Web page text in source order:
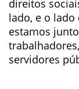
direitos
lado, e o lado
estamos
servidores